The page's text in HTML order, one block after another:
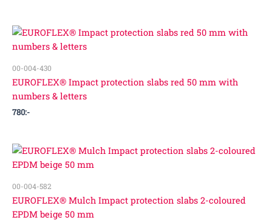
00-004-430
EUROFLEX® Impact protection slabs red 50 mm with
numbers & letters
780:-
00-004-582
EUROFLEX® Mulch Impact protection slabs 2-coloured
EPDM beige 50 mm